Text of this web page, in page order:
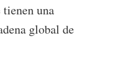
una
global de